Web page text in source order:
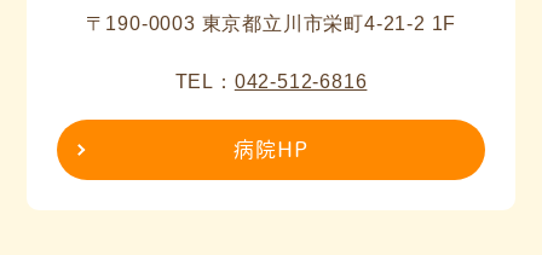
〒190-0003 東京都立川市栄町4-21-2 1F
TEL： 042-512-6816
病院HP